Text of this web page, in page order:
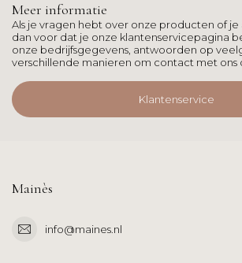
Meer informatie
Als je vragen hebt over onze producten of
dan voor dat je onze klantenservicepagina
onze bedrijfsgegevens, antwoorden op
verschillende manieren om contact met ons
Klantenservice
Mainès
info@maines.nl